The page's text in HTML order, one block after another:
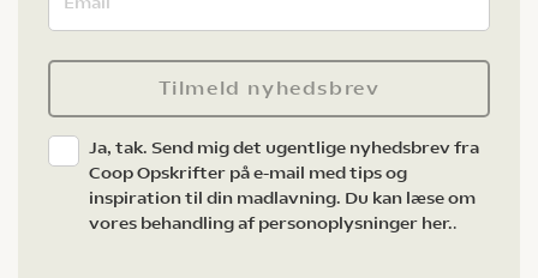
Tilmeld nyhedsbrev
Ja, tak. Send mig det ugentlige nyhedsbrev fra
Coop Opskrifter på e-mail med tips og
inspiration til din madlavning. Du kan læse om
vores behandling af personoplysninger her..